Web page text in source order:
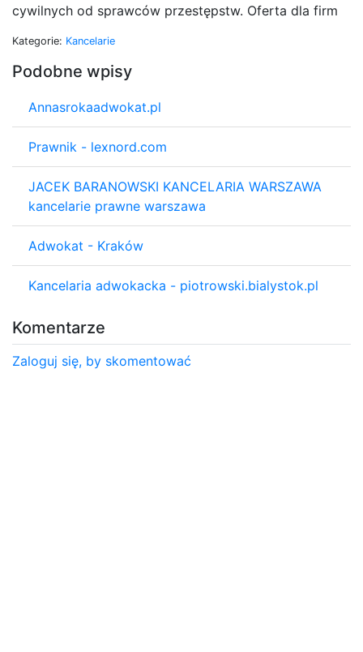
cywilnych od sprawców przestępstw. Oferta dla firm
Kategorie: Kancelarie
Podobne wpisy
Annasrokaadwokat.pl
Prawnik - lexnord.com
JACEK BARANOWSKI KANCELARIA WARSZAWA
kancelarie prawne warszawa
Adwokat - Kraków
Kancelaria adwokacka - piotrowski.bialystok.pl
Komentarze
Zaloguj się, by skomentować